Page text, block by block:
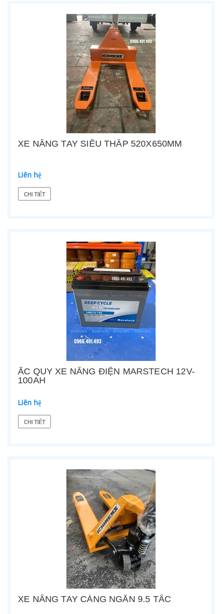
XE NÂNG TAY SIÊU THẤP 520X650MM
Liên hệ
CHI TIẾT
ẮC QUY XE NÂNG ĐIỆN MARSTECH 12V-
100AH
Liên hệ
CHI TIẾT
XE NÂNG TAY CÀNG NGẮN 9.5 TẤC